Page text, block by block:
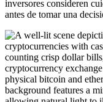
inversores consideren
antes de tomar una